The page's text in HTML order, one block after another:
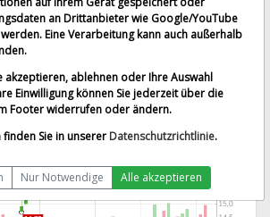
Aktienkurs vom 07.08.2026 um 19:28 Uhr
Splitbereinigt
an Drittanbieter wie Google/YouTube
Eine Verarbeitung kann auch außerhalb
akzeptieren, ablehnen oder Ihre Auswahl
Einwilligung können Sie jederzeit über die
Footer widerrufen oder ändern.
Sie in unserer Datenschutzrichtlinie.
Nur Notwendige Alle akzeptieren